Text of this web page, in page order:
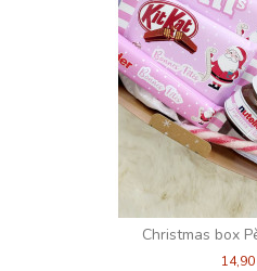
Christmas box